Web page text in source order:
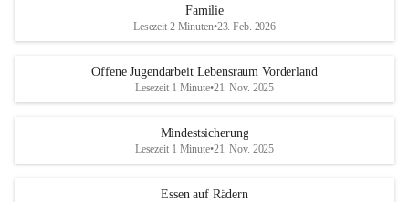
Familie
Lesezeit 2 Minuten•23. Feb. 2026
Offene Jugendarbeit Lebensraum Vorderland
Lesezeit 1 Minute•21. Nov. 2025
Mindestsicherung
Lesezeit 1 Minute•21. Nov. 2025
Essen auf Rädern